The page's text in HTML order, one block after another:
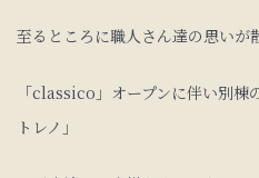
至るところに職人さん達の思いが
「classico」オープンに伴い別
トレノ」